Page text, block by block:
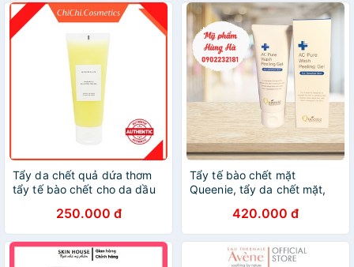
Tẩy da chết quả dứa thơm
tẩy tế bào chết cho da dầu
Pineapple Mild Peeling Gel
100ml
250.000 đ
Tẩy tế bào chết mặt
Queenie, tẩy da chết mặt,
dầu mụn Queenie Ac Pure
100ml
420.000 đ